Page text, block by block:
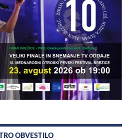
OBVESTILO